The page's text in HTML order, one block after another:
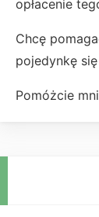
opłacenie
Chcę
pojedynkę
Pomóżcie